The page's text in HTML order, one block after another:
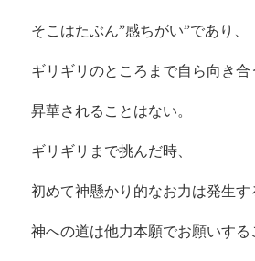
そこはたぶん”感ちがい”であり、
ギリギリのところまで自ら向き
昇華されることはない。
ギリギリまで挑んだ時、
初めて神懸かり的なお力は発生す
神への道は他力本願でお願いする